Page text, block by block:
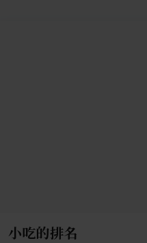
小吃的排名